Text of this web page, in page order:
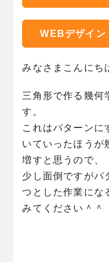
WEBデザイン
みなさまこんにち
三角形で作る幾何
す。
これはパターンに
いていったほうが
増すと思うので、
少し面倒ですがパ
つとした作業にな
みてください＾＾